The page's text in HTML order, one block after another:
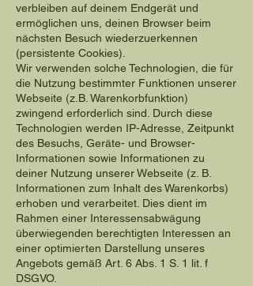
verbleiben auf deinem Endgerät und
ermöglichen uns, deinen Browser beim
nächsten Besuch wiederzuerkennen
(persistente Cookies).
Wir verwenden solche Technologien, die für
die Nutzung bestimmter Funktionen unserer
Webseite (z.B. Warenkorbfunktion)
zwingend erforderlich sind. Durch diese
Technologien werden IP-Adresse, Zeitpunkt
des Besuchs, Geräte- und Browser-
Informationen sowie Informationen zu
deiner Nutzung unserer Webseite (z. B.
Informationen zum Inhalt des Warenkorbs)
erhoben und verarbeitet. Dies dient im
Rahmen einer Interessensabwägung
überwiegenden berechtigten Interessen an
einer optimierten Darstellung unseres
Angebots gemäß Art. 6 Abs. 1 S. 1 lit. f
DSGVO.